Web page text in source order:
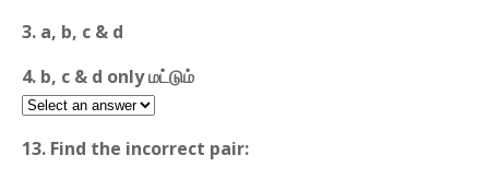
3. a, b, c & d
4. b, c & d only மட்டும்
13. Find the incorrect pair: